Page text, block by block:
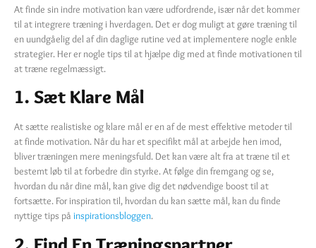
At finde sin indre motivation kan være udfordrende, især når det kommer
til at integrere træning i hverdagen. Det er dog muligt at gøre træning til
en uundgåelig del af din daglige rutine ved at implementere nogle enkle
strategier. Her er nogle tips til at hjælpe dig med at finde motivationen til
at træne regelmæssigt.
1. Sæt Klare Mål
At sætte realistiske og klare mål er en af de mest effektive metoder til
at finde motivation. Når du har et specifikt mål at arbejde hen imod,
bliver træningen mere meningsfuld. Det kan være alt fra at træne til et
bestemt løb til at forbedre din styrke. At følge din fremgang og se,
hvordan du når dine mål, kan give dig det nødvendige boost til at
fortsætte. For inspiration til, hvordan du kan sætte mål, kan du finde
nyttige tips på inspirationsbloggen.